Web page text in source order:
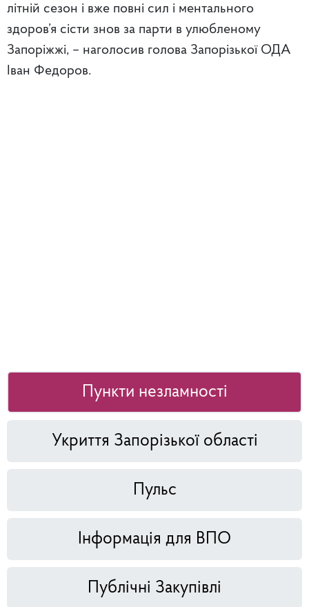
літній сезон і вже повні сил і ментального
здоров’я сісти знов за парти в улюбленому
Запоріжжі, – наголосив голова Запорізької ОДА
Іван Федоров.
Пункти незламності
Укриття Запорізької області
Пульс
Інформація для ВПО
Публічні Закупівлі